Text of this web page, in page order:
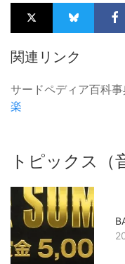
関連リンク
サードペディア百科事
楽
トピックス（